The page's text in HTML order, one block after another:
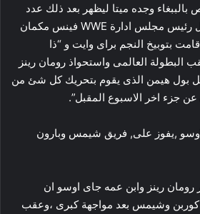
وجده ميتا ليظهر بعد ذلك عدد
من الدومى اولا على شكل رئيس مجلس ادارة WWE فينس مكمان
بتوبيخ النجم براى وايت و “ذا
البطولة العالمى واستحواذ رومان رينز
بول هيمن الذى يقوم بتحريك كل شئ من
عن جزء اخر الاسبوع المقبل”.
,يفوز على, فريق شيمس وبارون
رومان رينز وابن عمه جاى اوسو ان
كوربن وشيمس بعد مواجهة كبرى ،وعقب